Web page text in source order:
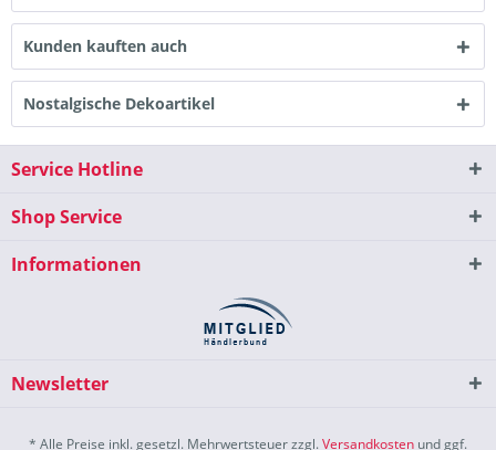
Kunden kauften auch
Nostalgische Dekoartikel
Service Hotline
Shop Service
Informationen
Newsletter
* Alle Preise inkl. gesetzl. Mehrwertsteuer zzgl.Versandkosten und ggf.